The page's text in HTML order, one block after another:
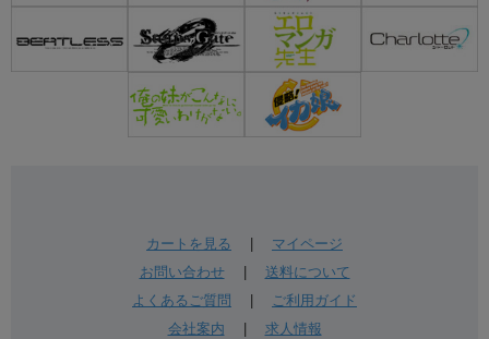
カートを見る
マイページ
お問い合わせ| 送料について
よくあるご質問
ご利用ガイド
会社案内
求人情報